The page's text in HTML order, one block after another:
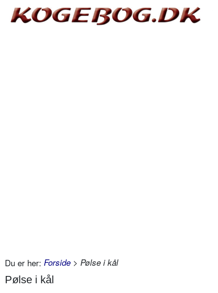
Du er her: Forside > Pølse i kål
Pølse i kål